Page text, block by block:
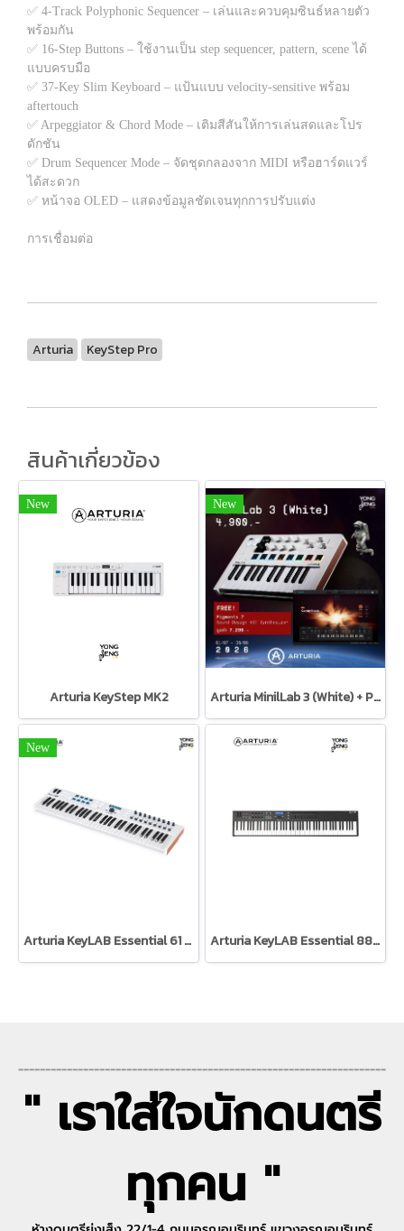
✅ 4-Track Polyphonic Sequencer – เล่นและควบคุมซินธ์หลายตัว
พร้อมกัน
✅ 16-Step Buttons – ใช้งานเป็น step sequencer, pattern, scene ได้
แบบครบมือ
✅ 37-Key Slim Keyboard – แป้นแบบ velocity-sensitive พร้อม
aftertouch
✅ Arpeggiator & Chord Mode – เติมสีสันให้การเล่นสดและโปร
ดักชัน
✅ Drum Sequencer Mode – จัดชุดกลองจาก MIDI หรือฮาร์ดแวร์
ได้สะดวก
✅ หน้าจอ OLED – แสดงข้อมูลชัดเจนทุกการปรับแต่ง
การเชื่อมต่อ
Arturia KeyStep Pro
สินค้าเกี่ยวข้อง
New
Arturia KeyStep MK2
New
Arturia MinilLab 3 (White) + Pigments 7
New
Arturia KeyLAB Essential 61 Black Edition Arturia Arturia KeyLAB Essential 88 Black Edition
--------------------------------------------------------------------
" เราใส่ใจนักดนตรี
ทุกคน "